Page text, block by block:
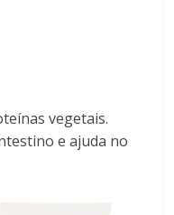
vegetais.
e ajuda no